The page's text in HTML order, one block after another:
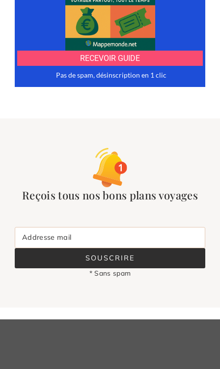
Reçois tous nos bons plans voyages
Addresse mail
SOUSCRIRE
* Sans spam